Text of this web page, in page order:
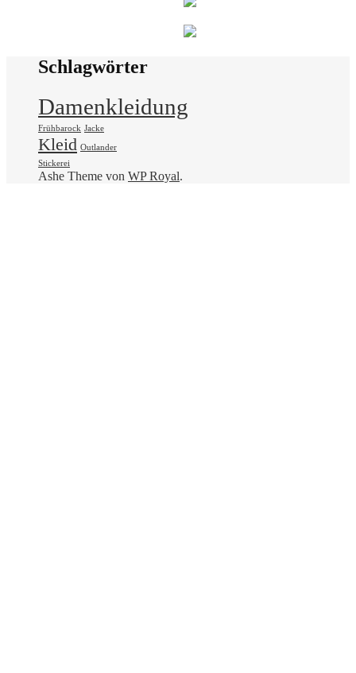
Schlagwörter
Damenkleidung
Frühbarock Jacke
Kleid Outlander
Stickerei
Ashe Theme von WP Royal.